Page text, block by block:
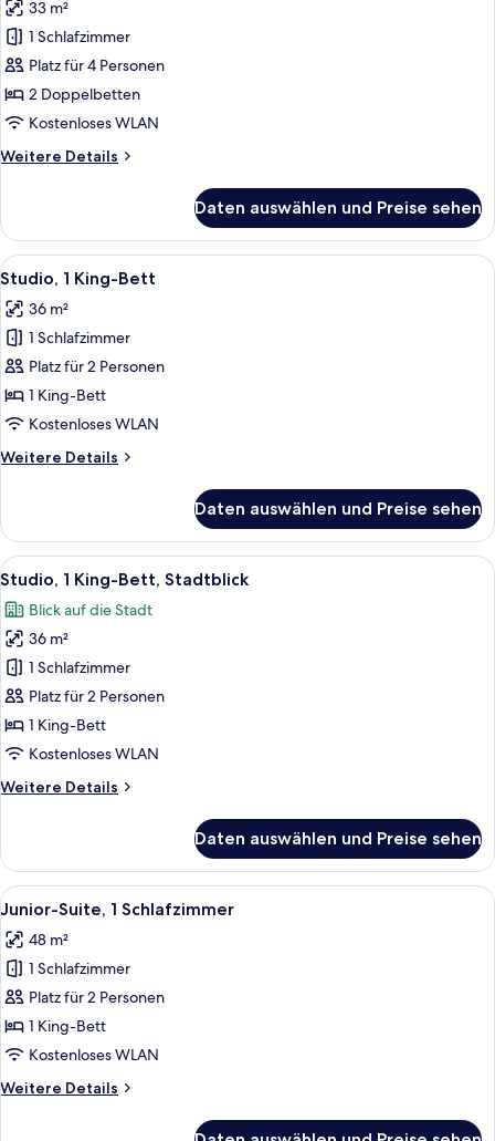
für
Traditional-
Zimmer,
2 Doppelbetten
anzeigen
33 m²
1 Schlafzimmer
Platz für 4 Personen
2 Doppelbetten
Kostenloses WLAN
Weitere Details
Weitere
Zimmer,
2 Doppelbetten
Daten auswählen und Preise sehen
Alle
Fotos
für
Studio,
1 King-
Bett
anzeigen
Ein kleines Hotelzimmer mit Bett,
8
Studio, 1 King-Bett
36 m²
1 Schlafzimmer
Platz für 2 Personen
1 King-Bett
Kostenloses WLAN
Weitere Details
Weitere
1 King-
Bett
Daten auswählen und Preise sehen
Alle
Fotos
für
Studio,
1 King-
Bett,
Stadtblick
anzeigen
Ein kompakter Wohnbereich mit
10
Studio, 1 King-Bett, Stadtblick
Blick auf die Stadt
36 m²
1 Schlafzimmer
Platz für 2 Personen
1 King-Bett
Kostenloses WLAN
Weitere Details
Weitere
1 King-
Bett,
Stadtblick
Daten auswählen und Preise sehen
Alle
Fotos
für
Junior-
Suite,
1
Schlafzimmer
Ein Hotelzimmer mit Bett,
8
Junior-Suite, 1 Schlafzimmer
48 m²
1 Schlafzimmer
Platz für 2 Personen
1 King-Bett
Kostenloses WLAN
Weitere Details
Weitere